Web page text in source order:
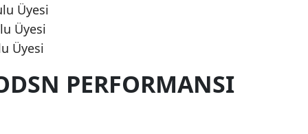
Üyesi
Üyesi
Üyesi
PERFORMANSI